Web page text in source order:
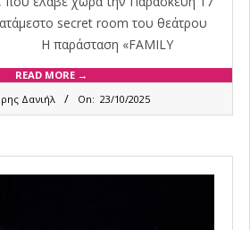
secret room του θεάτρου
παράσταση «FAMILY
READ MORE →
Δανιήλ On: 23/10/2025